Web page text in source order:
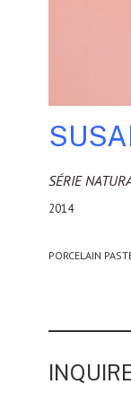
SÉRIE
2014
PORCELAIN